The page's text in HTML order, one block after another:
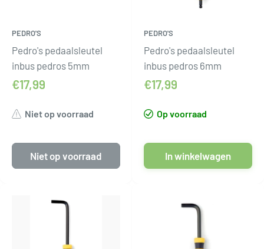
PEDRO'S
Pedro's pedaalsleutel
inbus pedros 5mm
€17,99
Niet op voorraad
Niet op voorraad
PEDRO'S
Pedro's pedaalsleutel
inbus pedros 6mm
€17,99
Op voorraad
In winkelwagen